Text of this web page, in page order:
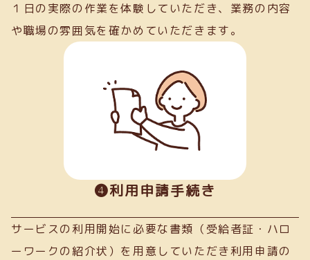
１日の実際の作業を体験していただき、業務の内容
や職場の雰囲気を確かめていただきます。
➍利用申請手続き
サービスの利用開始に必要な書類（受給者証・ハロ
ーワークの紹介状）を用意していただき利用申請の